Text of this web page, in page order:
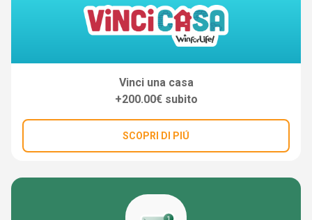
Vinci una casa
+200.00€ subito
SCOPRI DI PIÚ